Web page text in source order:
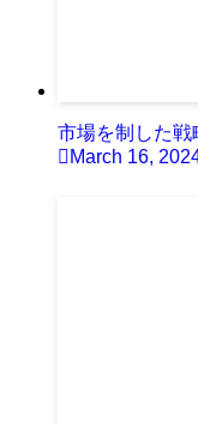
市場を制した戦
March 16,